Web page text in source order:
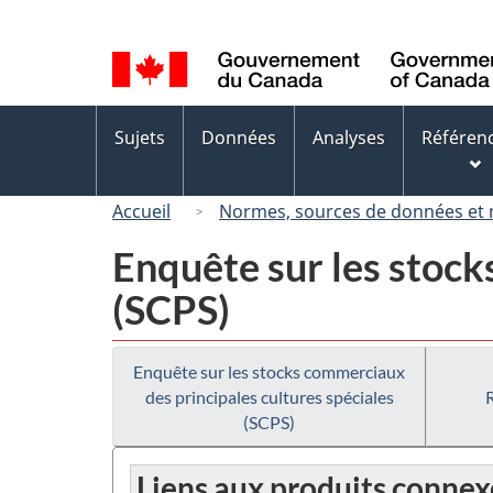
de
la
langue
des
Sujets Données Analyses
Accueil Normes, sources de données et
Enquête sur les
(SCPS)
Enquête sur les stocks commerciaux
des principales cultures spéciales
(SCPS)